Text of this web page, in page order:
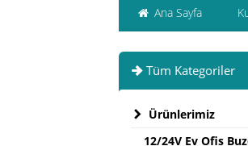
Ana Sayfa
Tüm Kategoriler
Ürünlerimiz
12/24V Ev Ofis